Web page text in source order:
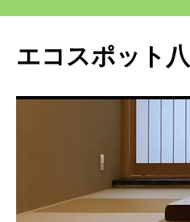
エコスポット八